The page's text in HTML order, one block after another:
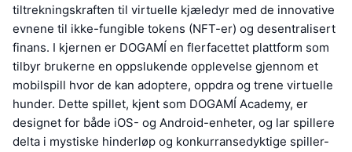
tiltrekningskraften til virtuelle kjæledyr med de innovative
evnene til ikke-fungible tokens (NFT-er) og desentralisert
finans. I kjernen er DOGAMÍ en flerfacettet plattform som
tilbyr brukerne en oppslukende opplevelse gjennom et
mobilspill hvor de kan adoptere, oppdra og trene virtuelle
hunder. Dette spillet, kjent som DOGAMÍ Academy, er
designet for både iOS- og Android-enheter, og lar spillere
delta i mystiske hinderløp og konkurransedyktige spiller-